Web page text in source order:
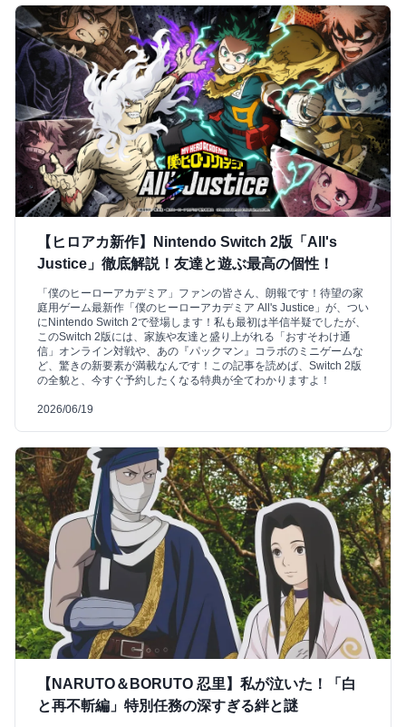
【ヒロアカ新作】Nintendo Switch 2版「All's
Justice」徹底解説！友達と遊ぶ最高の個性！
「僕のヒーローアカデミア」ファンの皆さん、朗報です！待望の家
庭用ゲーム最新作「僕のヒーローアカデミア All's Justice」が、つい
にNintendo Switch 2で登場します！私も最初は半信半疑でしたが、
このSwitch 2版には、家族や友達と盛り上がれる「おすそわけ通
信」オンライン対戦や、あの『パックマン』コラボのミニゲームな
ど、驚きの新要素が満載なんです！この記事を読めば、Switch 2版
の全貌と、今すぐ予約したくなる特典が全てわかりますよ！
2026/06/19
【NARUTO＆BORUTO 忍里】私が泣いた！「白
と再不斬編」特別任務の深すぎる絆と謎